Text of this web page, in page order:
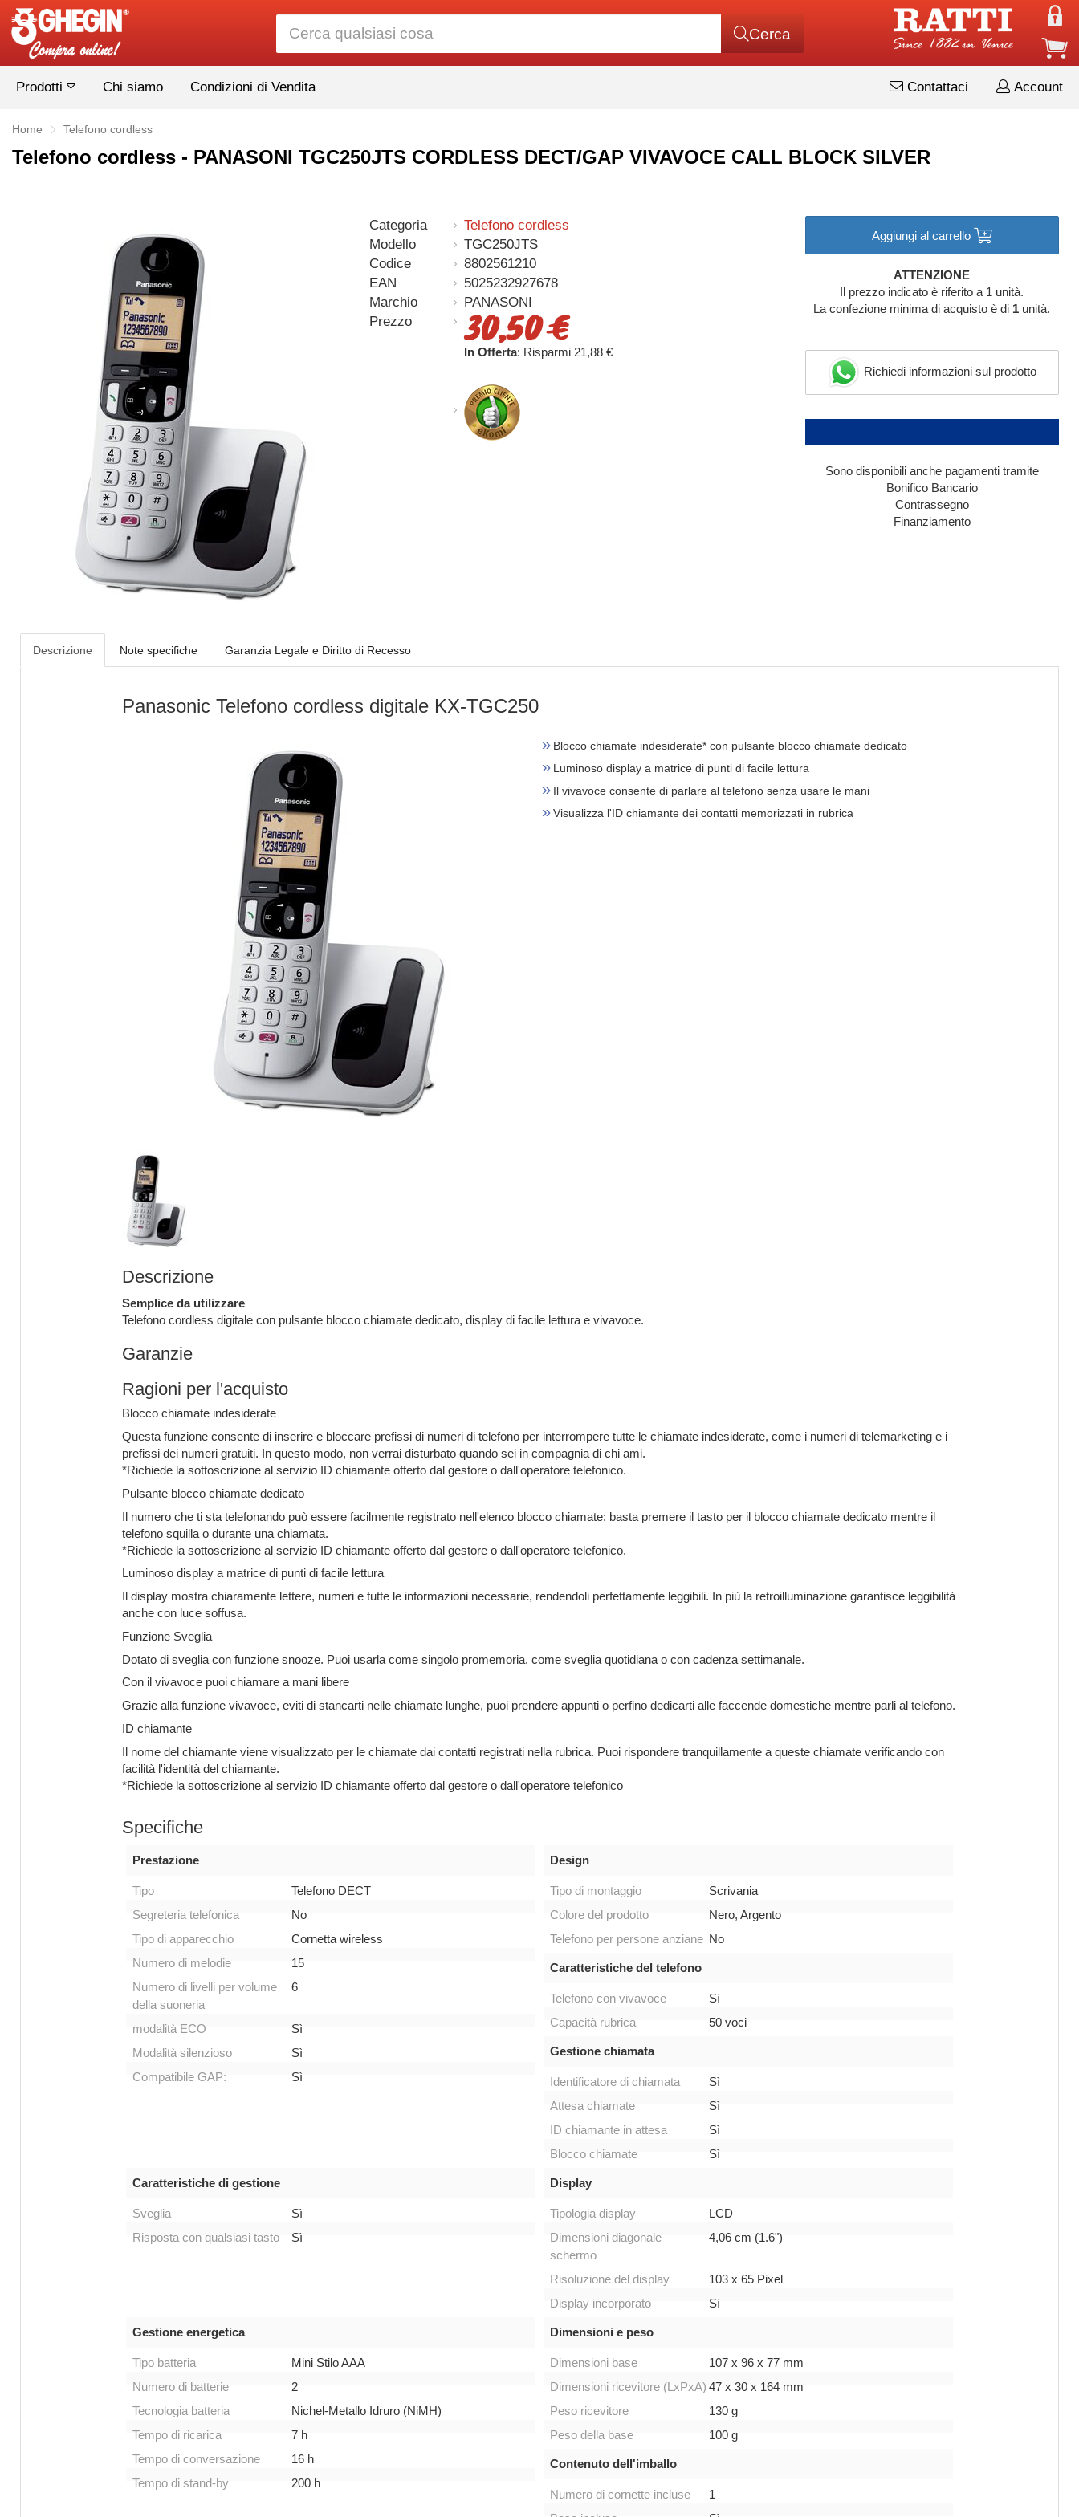
Cerca
Prodotti Chi siamo Condizioni di Vendita Account
Contattaci
Home Telefono cordless
Telefono cordless - PANASONI TGC250JTS CORDLESS DECT/GAP VIVAVOCE CALL BLOCK SILVER
Categoria
Telefono cordless
Modello
TGC250JTS
Codice
8802561210
EAN
5025232927678
Marchio
PANASONI
Prezzo
30,50 €
In Offerta: Risparmi 21,88 €
Aggiungi al carrello
ATTENZIONE
Il prezzo indicato è riferito a 1 unità.
La confezione minima di acquisto è di 1 unità.
Richiedi informazioni sul prodotto
Sono disponibili anche pagamenti tramite
Bonifico Bancario
Contrassegno
Finanziamento
Descrizione Note specifiche Garanzia Legale e Diritto di Recesso
Panasonic Telefono cordless digitale KX-TGC250
Blocco chiamate indesiderate* con pulsante blocco chiamate dedicato
Luminoso display a matrice di punti di facile lettura
Il vivavoce consente di parlare al telefono senza usare le mani
Visualizza l'ID chiamante dei contatti memorizzati in rubrica
Descrizione
Semplice da utilizzare
Telefono cordless digitale con pulsante blocco chiamate dedicato, display di facile lettura e vivavoce.
Garanzie
Ragioni per l'acquisto
Blocco chiamate indesiderate
Questa funzione consente di inserire e bloccare prefissi di numeri di telefono per interrompere tutte le chiamate indesiderate, come i numeri di telemarketing e i
prefissi dei numeri gratuiti. In questo modo, non verrai disturbato quando sei in compagnia di chi ami.
*Richiede la sottoscrizione al servizio ID chiamante offerto dal gestore o dall'operatore telefonico.
Pulsante blocco chiamate dedicato
Il numero che ti sta telefonando può essere facilmente registrato nell'elenco blocco chiamate: basta premere il tasto per il blocco chiamate dedicato mentre il
telefono squilla o durante una chiamata.
*Richiede la sottoscrizione al servizio ID chiamante offerto dal gestore o dall'operatore telefonico.
Luminoso display a matrice di punti di facile lettura
Il display mostra chiaramente lettere, numeri e tutte le informazioni necessarie, rendendoli perfettamente leggibili. In più la retroilluminazione garantisce leggibilità
anche con luce soffusa.
Funzione Sveglia
Dotato di sveglia con funzione snooze. Puoi usarla come singolo promemoria, come sveglia quotidiana o con cadenza settimanale.
Con il vivavoce puoi chiamare a mani libere
Grazie alla funzione vivavoce, eviti di stancarti nelle chiamate lunghe, puoi prendere appunti o perfino dedicarti alle faccende domestiche mentre parli al telefono.
ID chiamante
Il nome del chiamante viene visualizzato per le chiamate dai contatti registrati nella rubrica. Puoi rispondere tranquillamente a queste chiamate verificando con
facilità l'identità del chiamante.
*Richiede la sottoscrizione al servizio ID chiamante offerto dal gestore o dall'operatore telefonico
Specifiche
Prestazione
Tipo
Telefono DECT
Segreteria telefonica
No
Tipo di apparecchio
Cornetta wireless
Numero di melodie
15
Numero di livelli per volume
della suoneria
6
modalità ECO
Sì
Modalità silenzioso
Sì
Compatibile GAP:
Sì
Design
Tipo di montaggio
Scrivania
Colore del prodotto
Nero, Argento
Telefono per persone anziane No
Caratteristiche del telefono
Telefono con vivavoce
Sì
Capacità rubrica
50 voci
Gestione chiamata
Identificatore di chiamata
Sì
Attesa chiamate
Sì
ID chiamante in attesa
Sì
Blocco chiamate
Sì
Caratteristiche di gestione
Sveglia
Sì
Risposta con qualsiasi tasto
Sì
Display
Tipologia display
LCD
Dimensioni diagonale
schermo
4,06 cm (1.6")
Risoluzione del display
103 x 65 Pixel
Display incorporato
Sì
Gestione energetica
Tipo batteria
Mini Stilo AAA
Numero di batterie
2
Tecnologia batteria
Nichel-Metallo Idruro (NiMH)
Tempo di ricarica
7 h
Tempo di conversazione
16 h
Tempo di stand-by
200 h
Dimensioni e peso
Dimensioni base
107 x 96 x 77 mm
Dimensioni ricevitore (LxPxA) 47 x 30 x 164 mm
Peso ricevitore
130 g
Peso della base
100 g
Contenuto dell'imballo
Numero di cornette incluse
1